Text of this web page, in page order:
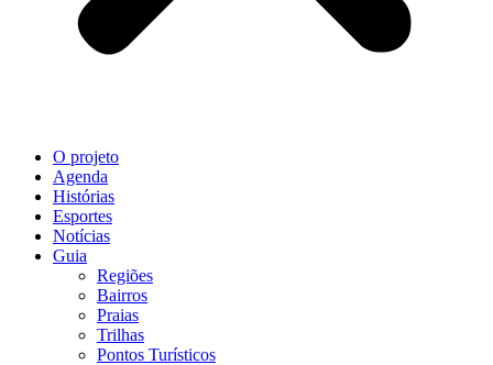
O projeto
Agenda
Histórias
Esportes
Notícias
Guia
Regiões
Bairros
Praias
Trilhas
Pontos Turísticos